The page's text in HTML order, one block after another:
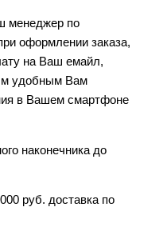
менеджер по
оформлении заказа,
на Ваш емайл,
удобным Вам
в Вашем смартфоне
наконечника до
руб. доставка по